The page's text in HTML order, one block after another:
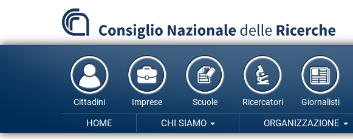
principale
Cittadini Imprese Scuole Ricercatori Giornalisti
HOME CHI SIAMO ORGANIZZAZIONE